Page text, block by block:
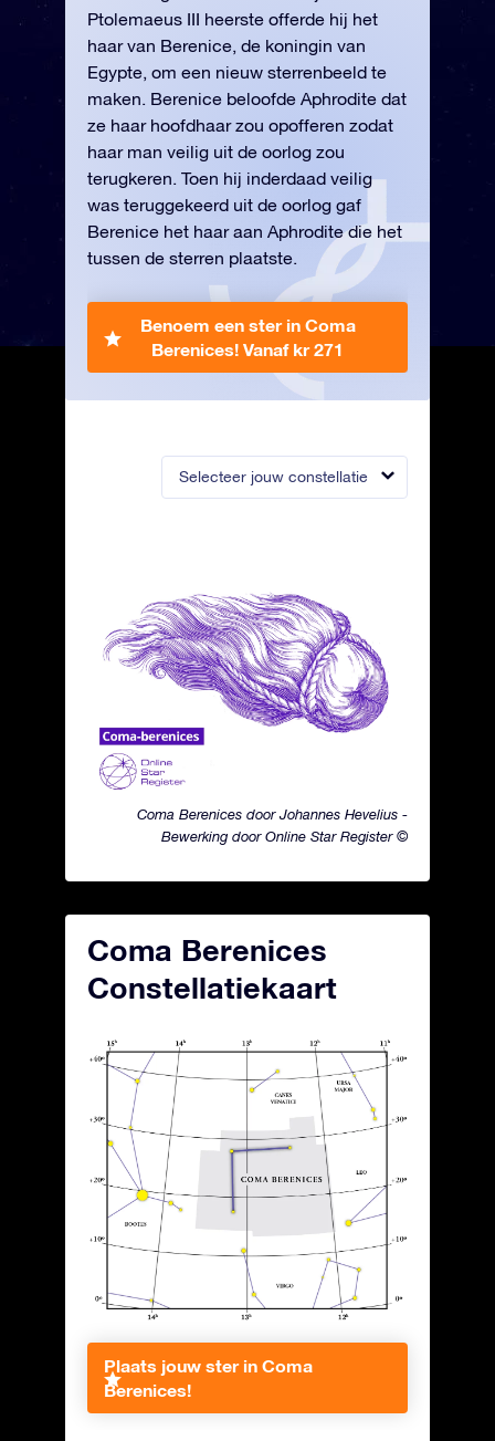
Selecteer jouw constellatie
Coma Berenices door Johannes Hevelius -
Bewerking door Online Star Register ©
Ptolemaeus III heerste offerde hij het
haar van Berenice, de koningin van
Egypte, om een nieuw sterrenbeeld te
maken. Berenice beloofde Aphrodite dat
ze haar hoofdhaar zou opofferen zodat
haar man veilig uit de oorlog zou
terugkeren. Toen hij inderdaad veilig
was teruggekeerd uit de oorlog gaf
Berenice het haar aan Aphrodite die het
tussen de sterren plaatste.
Benoem een ster in Coma
Berenices! Vanaf kr 271
Coma Berenices
Constellatiekaart
Plaats jouw ster in Coma
Berenices!